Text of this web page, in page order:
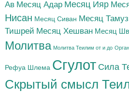
Ав Месяц Адар Месяц Ияр
Нисан Месяц Сиван Месяц Тамуз
Тишрей Месяц Хешван Месяц
Молитва Молитва Теилим от и до
Рефуа Шлема Сгулот Сила
Скрытый смысл